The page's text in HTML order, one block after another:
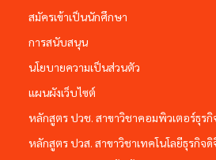
สมัครเข้าเป็นนักศึกษา
การสนับสนุน
นโยบายความเป็นส่วนตัว
แผนผังเว็บไซต์
หลักสูตร ปวช. สาขาวิชาคอมพิวเตอร์ธุรกิ
หลักสูตร ปวส. สาขาวิชาเทคโนโลยีธุรกิจ